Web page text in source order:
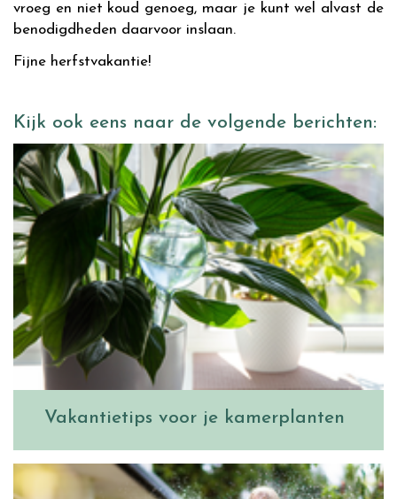
vroeg en niet koud genoeg, maar je kunt wel alvast de
benodigdheden daarvoor inslaan.
Fijne herfstvakantie!
Kijk ook eens naar de volgende berichten:
Vakantietips voor je kamerplanten